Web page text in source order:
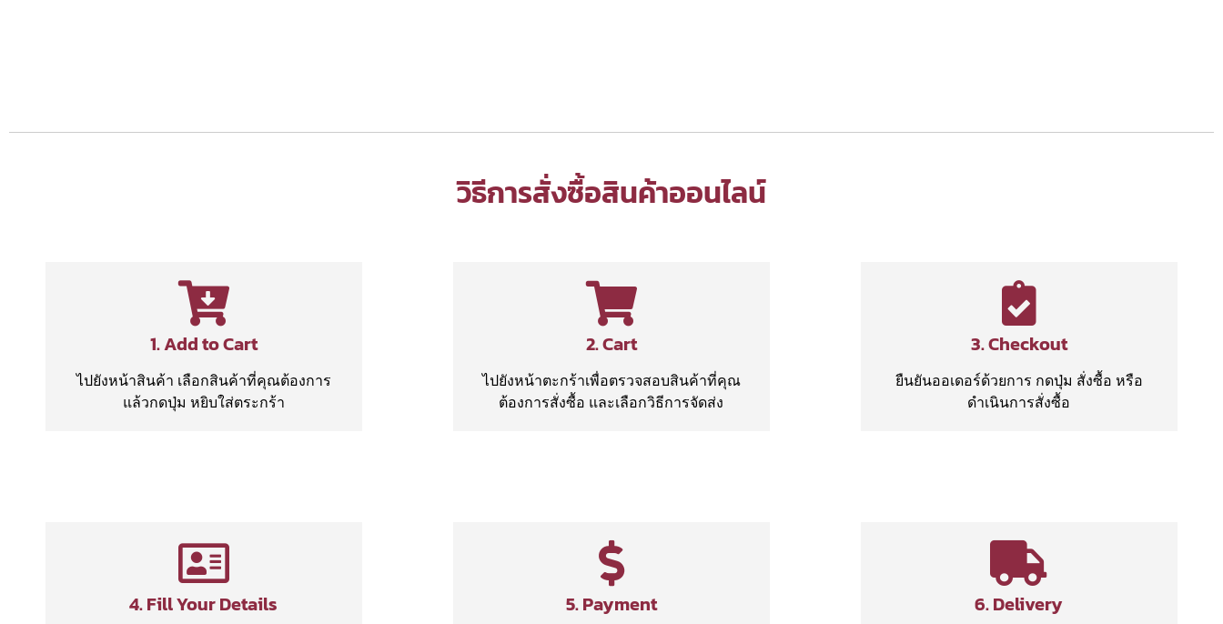
วิธีการสั่งซื้อสินค้าออนไลน์
1. Add to Cart
ไปยังหน้าสินค้า เลือกสินค้าที่คุณต้องการ
แล้วกดปุ่ม หยิบใส่ตระกร้า
2. Cart
ไปยังหน้าตะกร้าเพื่อตรวจสอบสินค้าที่คุณ
ต้องการสั่งซื้อ และเลือกวิธีการจัดส่ง
3. Checkout
ยืนยันออเดอร์ด้วยการ กดปุ่ม สั่งซื้อ หรือ
ดำเนินการสั่งซื้อ
4. Fill Your Details 5. Payment 6. Delivery